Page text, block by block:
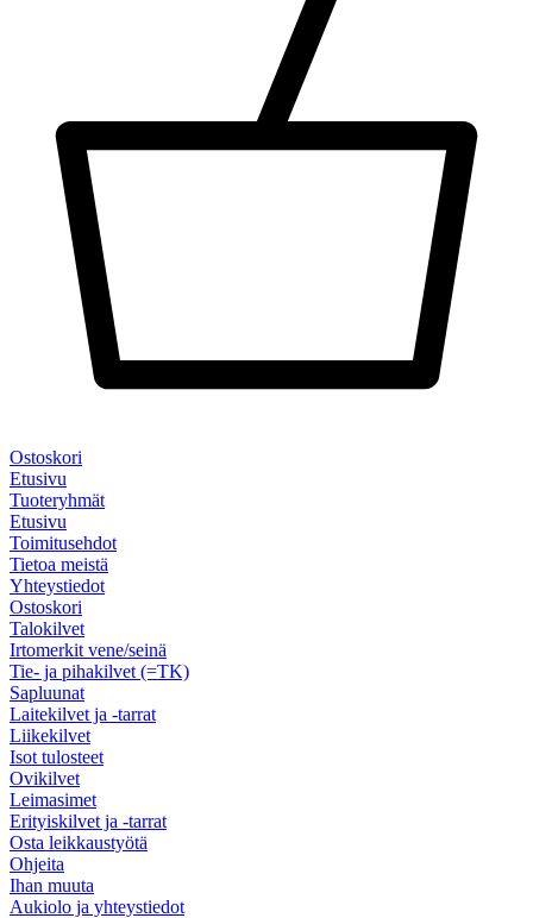
Ostoskori
Etusivu
Tuoteryhmät
Etusivu
Toimitusehdot
Tietoa meistä
Yhteystiedot
Ostoskori
Talokilvet
Irtomerkit vene/seinä
Tie- ja pihakilvet (=TK)
Sapluunat
Laitekilvet ja -tarrat
Liikekilvet
Isot tulosteet
Ovikilvet
Leimasimet
Erityiskilvet ja -tarrat
Osta leikkaustyötä
Ohjeita
Ihan muuta
Aukiolo ja yhteystiedot